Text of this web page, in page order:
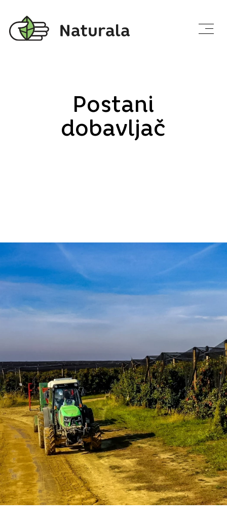
Postani
dobavljač